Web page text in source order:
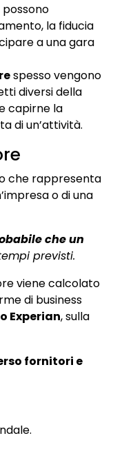
la fiducia
a una gara
spesso vengono
diversi della
capirne la
di un’attività.
che rappresenta
o di una
che un
previsti.
viene calcolato
di business
Experian, sulla
fornitori e